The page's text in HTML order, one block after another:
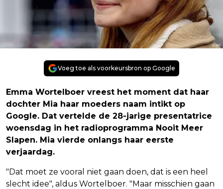
Voeg toe als voorkeursbron op Google
Emma Wortelboer vreest het moment dat haar
dochter Mia haar moeders naam intikt op
Google. Dat vertelde de 28-jarige presentatrice
woensdag in het radioprogramma Nooit Meer
Slapen. Mia vierde onlangs haar eerste
verjaardag.
"Dat moet ze vooral niet gaan doen, dat is een heel
slecht idee", aldus Wortelboer. "Maar misschien gaan